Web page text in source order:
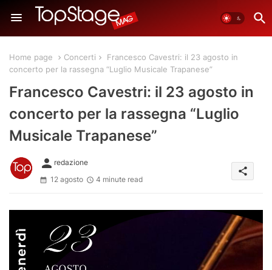
Home page Concerti
Francesco Cavestri: il 23 agosto in
concerto per la rassegna “Luglio Musicale Trapanese”
Francesco Cavestri: il 23 agosto in
concerto per la rassegna “Luglio
Musicale Trapanese”
person redazione
12 agosto
4 minute read
share